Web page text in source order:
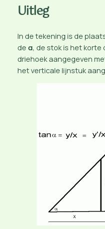
Uitleg
In de tekening is de
de α, de stok is het korte
driehoek aangegeven
het verticale lijnstuk